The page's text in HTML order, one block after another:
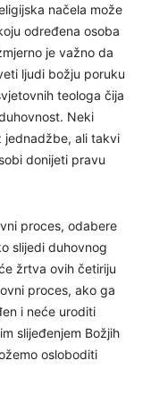
načela može
određena osoba
je važno da
ljudi božju poruku
teologa čija
Neki
jednadžbe, ali takvi
donijeti pravu
proces, odabere
slijedi duhovnog
žrtva ovih četiriju
proces, ako ga
i neće uroditi
slijeđenjem Božjih
osloboditi